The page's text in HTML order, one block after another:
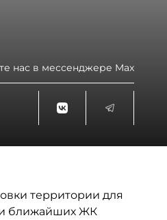
нас в мессенджере Max
территории для
ближайших ЖК